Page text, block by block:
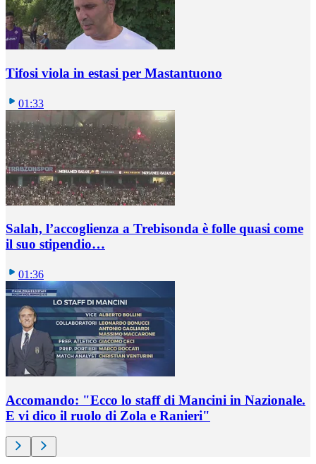
Tifosi viola in estasi per Mastantuono
01:33
Salah, l’accoglienza a Trebisonda è folle quasi come
il suo stipendio…
01:36
Accomando: "Ecco lo staff di Mancini in Nazionale.
E vi dico il ruolo di Zola e Ranieri"